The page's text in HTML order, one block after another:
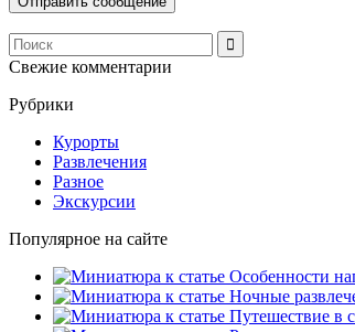
Свежие комментарии
Рубрики
Курорты
Развлечения
Разное
Экскурсии
Популярное на сайте